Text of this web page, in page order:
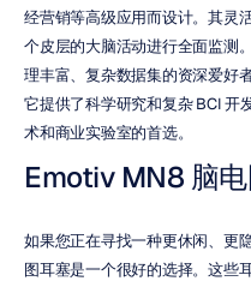
经营销等高级应用而设计。其灵
个皮层的大脑活动进行全面监测
理丰富、复杂数据集的资深爱好
它提供了科学研究和复杂 BCI 开
术和商业实验室的首选。
Emotiv MN8 脑
如果您正在寻找一种更休闲、更
图耳塞是一个很好的选择。这些